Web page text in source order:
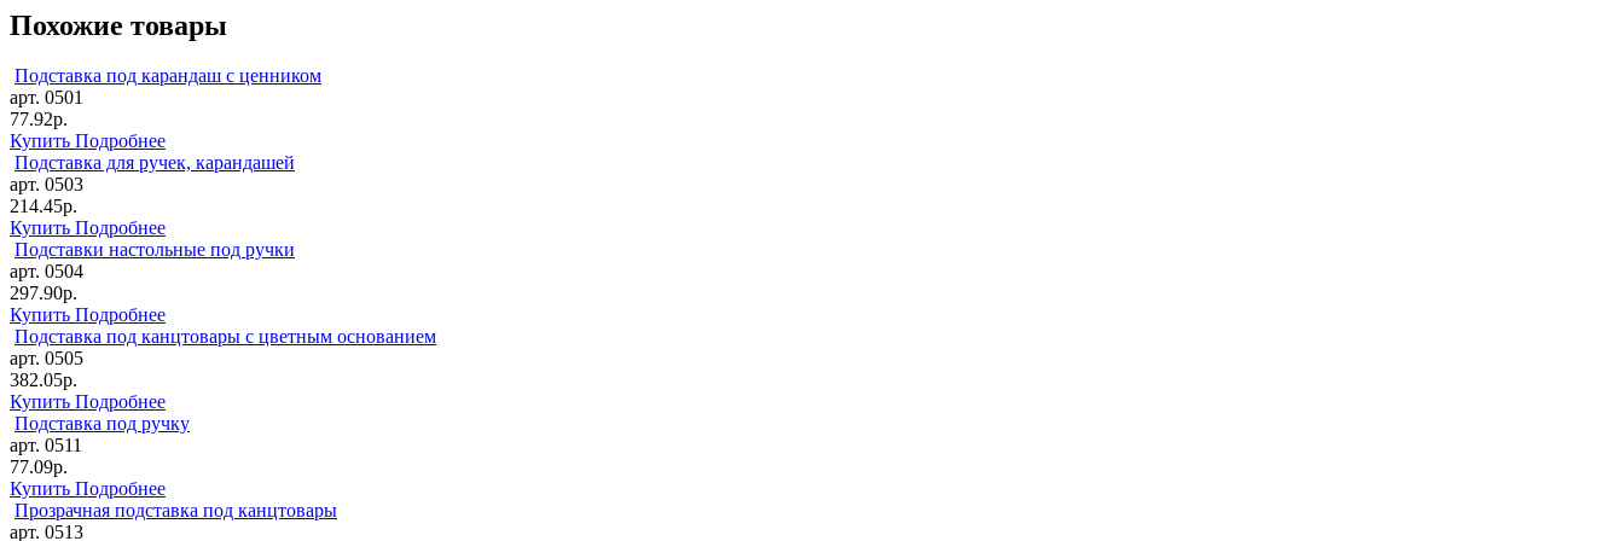
Похожие товары
Подставка под карандаш с ценником
арт. 0501
77.92р.
Купить Подробнее
Подставка для ручек, карандашей
арт. 0503
214.45р.
Купить Подробнее
Подставки настольные под ручки
арт. 0504
297.90р.
Купить Подробнее
Подставка под канцтовары с цветным основанием
арт. 0505
382.05р.
Купить Подробнее
Подставка под ручку
арт. 0511
77.09р.
Купить Подробнее
Прозрачная подставка под канцтовары
арт. 0513